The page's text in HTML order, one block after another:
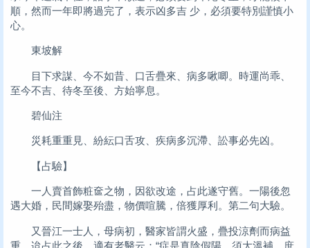
順，然而一年即將過完了，表示凶多吉 少，必須要特別謹慎小
心。
東坡解
目下求謀、今不如昔、口舌疊來、病多啾唧。時運尚乖、
至今不吉、待冬至後、方始寧息。
碧仙注
災耗重重見、紛紜口舌攻、疾病多沉滯、訟事必先凶。
【占驗】
一人賣首飾粧奩之物，因欲改途，占此遂守舊。一陽後忽
遇大婚，民間嫁娶殆盡，物價喧騰，倍獲厚利。第二句大驗。
又晉江一士人，母病初，醫家皆謂火盛，疊投涼劑而病益
重。迨占此之後，適有老醫云：“症是真陰假陽，須大溫補，庶